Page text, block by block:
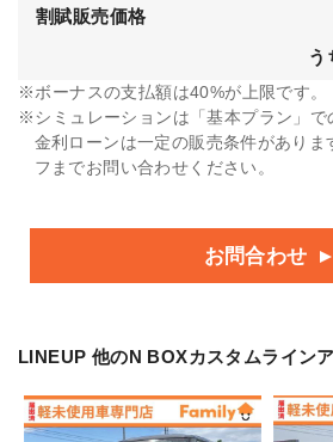
割賦販売価格
う
ボーナスの支払額は40%が上限です。
シミュレーションは「基本プラン」
金利ローンは一定の販売条件がありま
フまでお問い合わせください。
お問合わせ
LINEUP 他のN BOXカスタムライン